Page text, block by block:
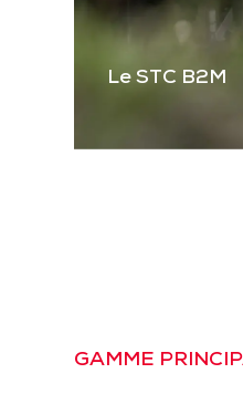
Le STC B2M
mitrailleuses.
GAMME